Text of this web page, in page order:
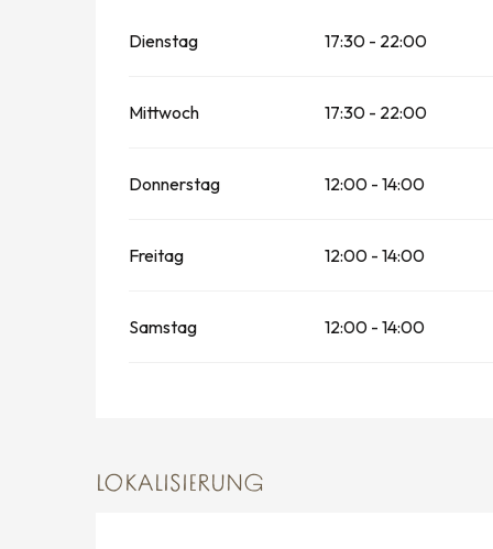
Dienstag 17:30 - 22:00
Mittwoch 17:30 - 22:00
Donnerstag 12:00 - 14:00
Freitag 12:00 - 14:00
Samstag 12:00 - 14:00
LOKALISIERUNG